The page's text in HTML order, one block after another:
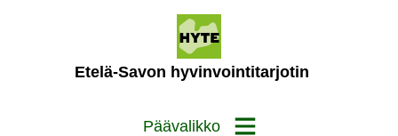
Etelä-Savon hyvinvointitarjotin
Päävalikko